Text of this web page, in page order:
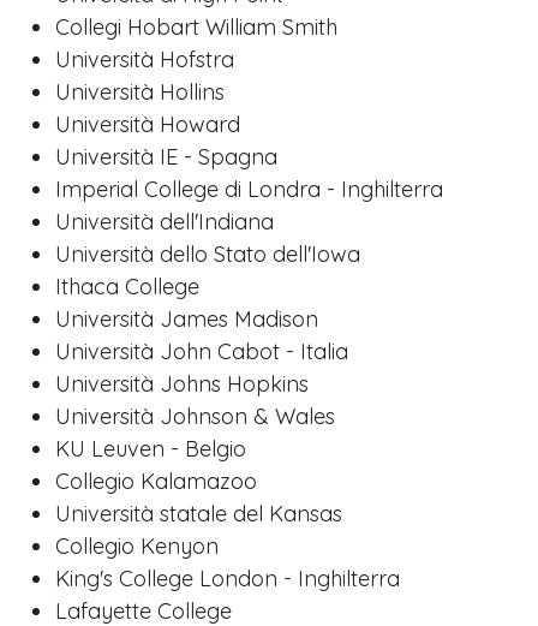
Collegi Hobart William Smith
Università Hofstra
Università Hollins
Università Howard
Università IE - Spagna
Imperial College di Londra - Inghilterra
Università dell'Indiana
Università dello Stato dell'Iowa
Ithaca College
Università James Madison
Università John Cabot - Italia
Università Johns Hopkins
Università Johnson & Wales
KU Leuven - Belgio
Collegio Kalamazoo
Università statale del Kansas
Collegio Kenyon
King's College London - Inghilterra
Lafayette College